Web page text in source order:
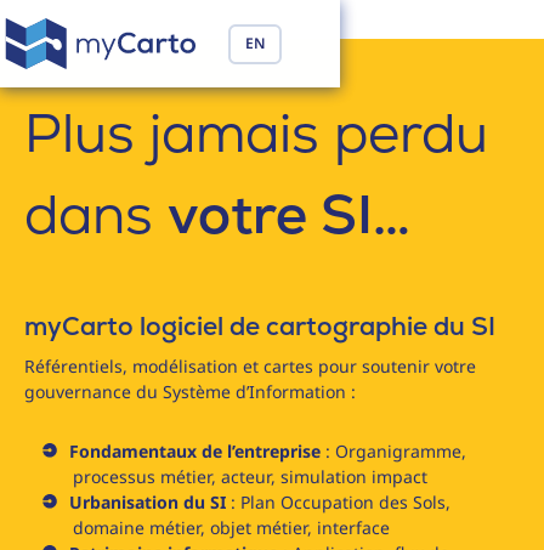
EN
Plus jamais perdu
dans votre SI…
myCarto logiciel de cartographie du SI
Référentiels, modélisation et cartes pour soutenir votre
gouvernance du Système d’Information :
Fondamentaux de l’entreprise : Organigramme,
processus métier, acteur, simulation impact
Urbanisation du SI : Plan Occupation des Sols,
domaine métier, objet métier, interface